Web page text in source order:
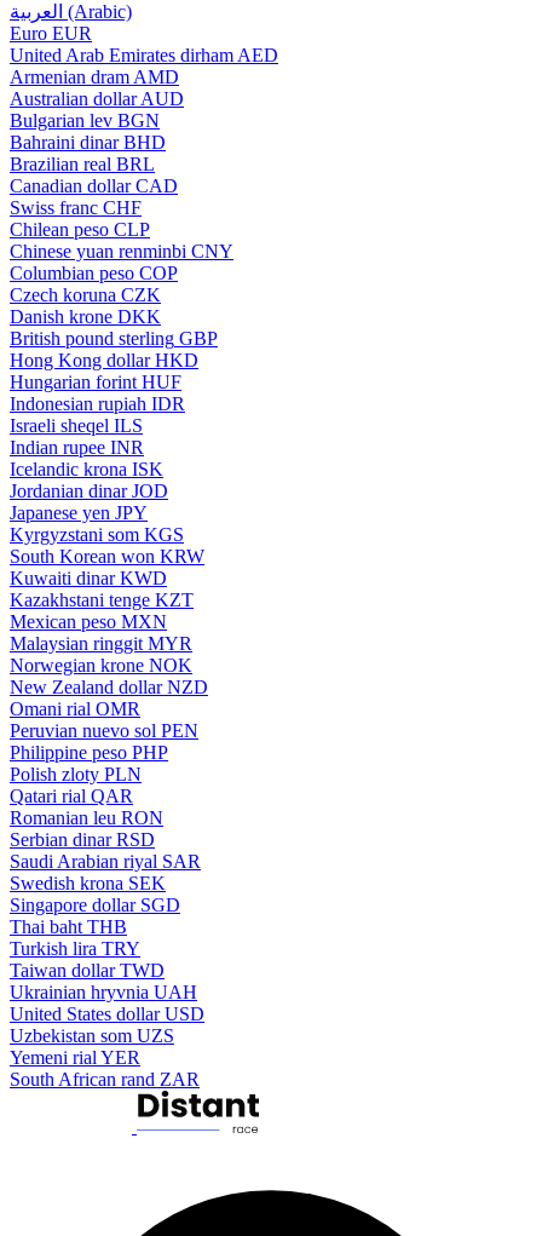
العربية (Arabic)
Euro EUR
United Arab Emirates dirham AED
Armenian dram AMD
Australian dollar AUD
Bulgarian lev BGN
Bahraini dinar BHD
Brazilian real BRL
Canadian dollar CAD
Swiss franc CHF
Chilean peso CLP
Chinese yuan renminbi CNY
Columbian peso COP
Czech koruna CZK
Danish krone DKK
British pound sterling GBP
Hong Kong dollar HKD
Hungarian forint HUF
Indonesian rupiah IDR
Israeli sheqel ILS
Indian rupee INR
Icelandic krona ISK
Jordanian dinar JOD
Japanese yen JPY
Kyrgyzstani som KGS
South Korean won KRW
Kuwaiti dinar KWD
Kazakhstani tenge KZT
Mexican peso MXN
Malaysian ringgit MYR
Norwegian krone NOK
New Zealand dollar NZD
Omani rial OMR
Peruvian nuevo sol PEN
Philippine peso PHP
Polish zloty PLN
Qatari rial QAR
Romanian leu RON
Serbian dinar RSD
Saudi Arabian riyal SAR
Swedish krona SEK
Singapore dollar SGD
Thai baht THB
Turkish lira TRY
Taiwan dollar TWD
Ukrainian hryvnia UAH
United States dollar USD
Uzbekistan som UZS
Yemeni rial YER
South African rand ZAR